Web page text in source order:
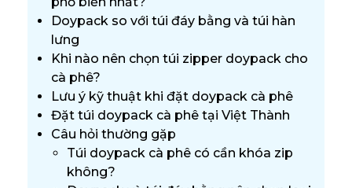
Doypack so với túi đáy bằng và túi hàn
lưng
Khi nào nên chọn túi zipper doypack cho
cà phê?
Lưu ý kỹ thuật khi đặt doypack cà phê
Đặt túi doypack cà phê tại Việt Thành
Câu hỏi thường gặp
Túi doypack cà phê có cần khóa zip
không?